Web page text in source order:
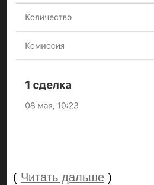
( Читать дальше )